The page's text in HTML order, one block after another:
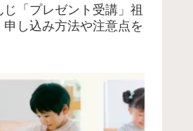
「プレゼント受講」祖
し込み方法や注意点を